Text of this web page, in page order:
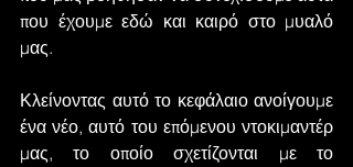
που έχουμε εδώ και καιρό στο μυαλό
μας.
Κλείνοντας αυτό το κεφάλαιο ανοίγουμε
ένα νέο, αυτό του επόμενου ντοκιμαντέρ
μας, το οποίο σχετίζονται με το